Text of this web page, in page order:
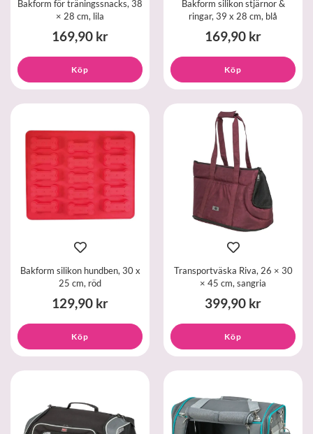
Bakform för träningssnacks, 38
× 28 cm, lila
169,90 kr
Köp
Bakform silikon stjärnor &
ringar, 39 x 28 cm, blå
169,90 kr
Köp
Bakform silikon hundben, 30 x
25 cm, röd
129,90 kr
Köp
Transportväska Riva, 26 × 30
× 45 cm, sangria
399,90 kr
Köp